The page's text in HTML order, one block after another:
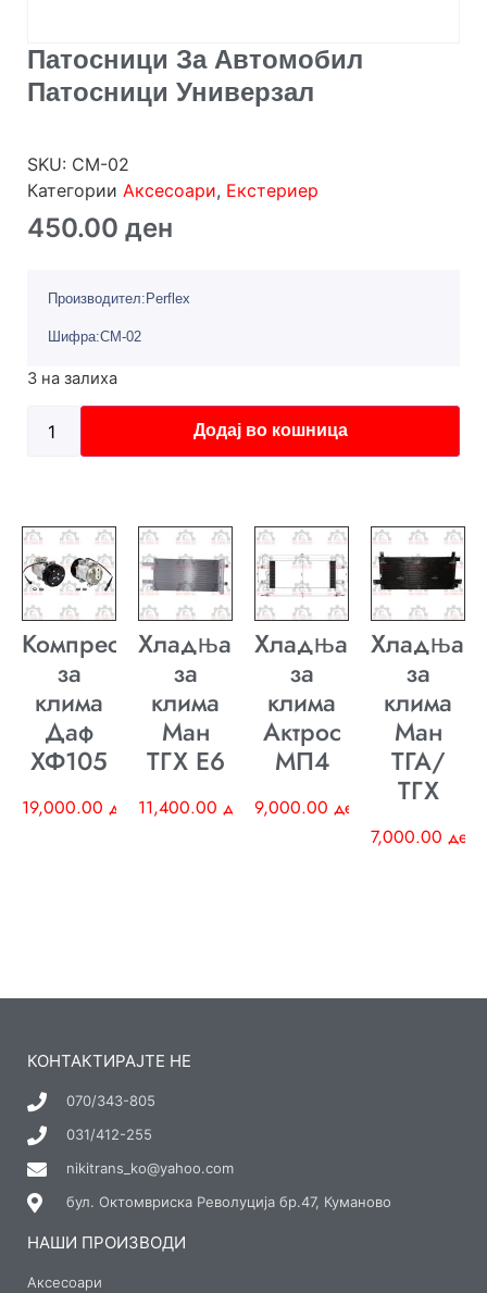
Патосници За Автомобил
Патосници Универзал
SKU: CM-02
Категории Аксесоари, Екстериер
450.00 ден
Производител:Perflex
Шифра:CM-02
3 на залиха
Додај во кошница
Компресор
за
клима
Даф
ХФ105
19,000.00 ден
Хладњак
за
клима
Ман
ТГХ E6
11,400.00 ден
Хладњак
за
клима
Актрос
МП4
9,000.00 ден
Хладњак
за
клима
Ман
ТГА/
ТГХ
7,000.00 ден
КОНТАКТИРАЈТЕ НЕ
070/343-805
031/412-255
nikitrans_ko@yahoo.com
бул. Октомвриска Револуција бр.47, Куманово
НАШИ ПРОИЗВОДИ
Аксесоари